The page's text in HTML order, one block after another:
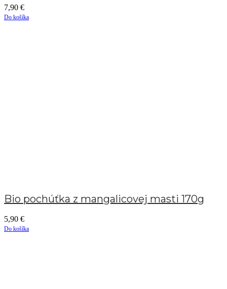
7,90 €
Do košíka
Bio pochúťka z mangalicovej masti 170g
5,90 €
Do košíka